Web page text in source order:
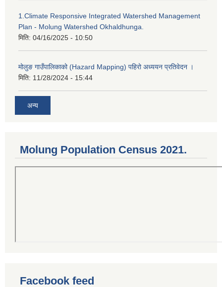
1.Climate Responsive Integrated Watershed Management
Plan - Molung Watershed Okhaldhunga.
मिति: 04/16/2025 - 10:50
मोलुङ गाउँपालिकाको (Hazard Mapping) पहिरो अध्ययन प्रतिवेदन ।
मिति: 11/28/2024 - 15:44
अन्य
Molung Population Census 2021.
Facebook feed